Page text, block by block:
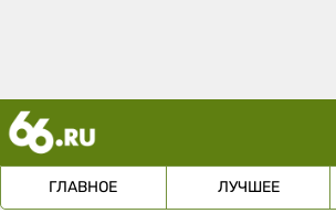
ГЛАВНОЕ ЛУЧШЕЕ